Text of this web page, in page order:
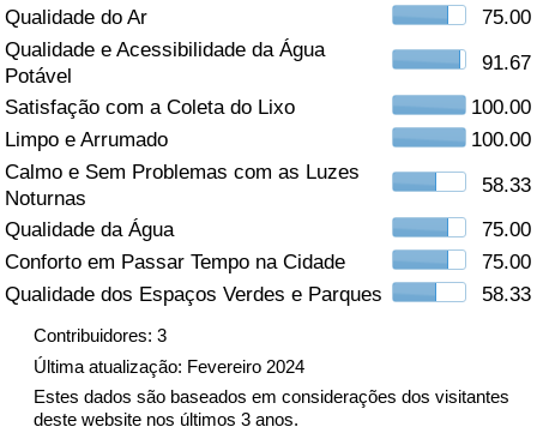
Qualidade do Ar
75.00
Qualidade e Acessibilidade da Água
Potável
91.67
Satisfação com a Coleta do Lixo
100.00
Limpo e Arrumado
100.00
Calmo e Sem Problemas com as Luzes
Noturnas
58.33
Qualidade da Água
75.00
Conforto em Passar Tempo na Cidade
75.00
Qualidade dos Espaços Verdes e Parques
58.33
Contribuidores: 3
Última atualização: Fevereiro 2024
Estes dados são baseados em considerações dos visitantes
deste website nos últimos 3 anos.
Indicador de Saúde
Indicador de Saúde por País
Poluição
Indicador de Poluição (Atual)
Índice de poluição
Indicador de Poluição por País
Trânsito